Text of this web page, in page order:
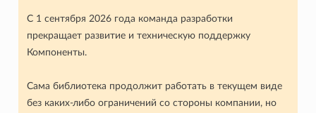
С 1 сентября 2026 года команда разработки
прекращает развитие и техническую поддержку
Компоненты.
Сама библиотека продолжит работать в текущем виде
без каких-либо ограничений со стороны компании, но